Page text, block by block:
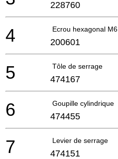
228760
Ecrou hexagonal M6
4 200601
Tôle de serrage
5 474167
Goupille cylindrique
6 474455
Levier de serrage
7 474151